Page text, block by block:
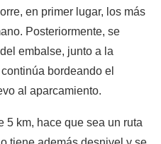
en primer lugar, los más
Posteriormente, se
embalse, junto a la
bordeando el
al aparcamiento.
5 km, hace que sea un ruta